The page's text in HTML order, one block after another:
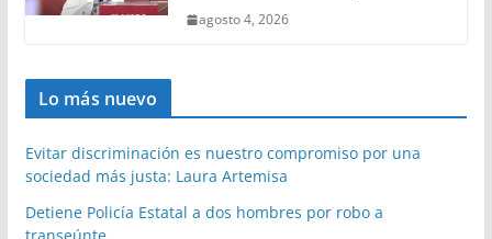
agosto 4, 2026
Lo más nuevo
Evitar discriminación es nuestro compromiso por una
sociedad más justa: Laura Artemisa
Detiene Policía Estatal a dos hombres por robo a